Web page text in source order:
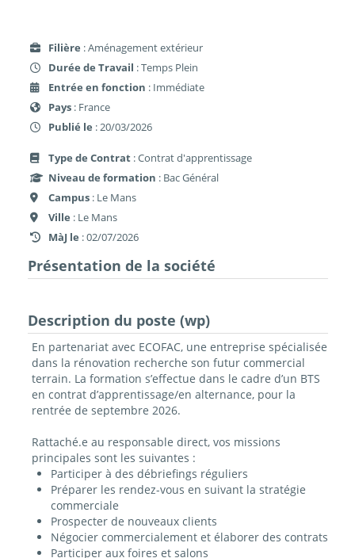
Filière : Aménagement extérieur
Durée de Travail : Temps Plein
Entrée en fonction : Immédiate
Pays : France
Publié le : 20/03/2026
Type de Contrat : Contrat d'apprentissage
Niveau de formation : Bac Général
Campus : Le Mans
Ville : Le Mans
MàJ le : 02/07/2026
Présentation de la société
Description du poste (wp)
En partenariat avec ECOFAC, une entreprise spécialisée
dans la rénovation recherche son futur commercial
terrain. La formation s’effectue dans le cadre d’un BTS
en contrat d’apprentissage/en alternance, pour la
rentrée de septembre 2026.
Rattaché.e au responsable direct, vos missions
principales sont les suivantes :
Participer à des débriefings réguliers
Préparer les rendez-vous en suivant la stratégie
commerciale
Prospecter de nouveaux clients
Négocier commercialement et élaborer des contrats
Participer aux foires et salons